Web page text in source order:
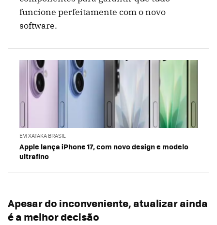
funcione perfeitamente com o novo
software.
EM XATAKA BRASIL
Apple lança iPhone 17, com novo design e modelo
ultrafino
Apesar do inconveniente, atualizar ainda
é a melhor decisão